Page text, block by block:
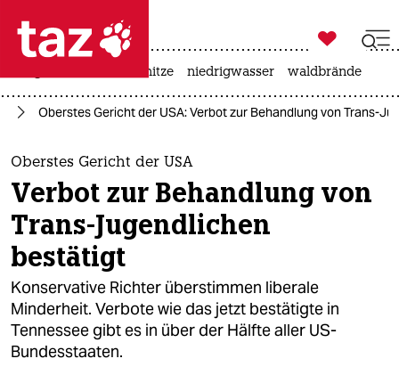
 taz zahl ich
taz zahl ich
themen
politik
öko
gesellschaft
kultur
sport

taz zahl ich
hitze niedrigwasser waldbrände
Oberstes Gericht der USA: Verbot zur Behandlung von Trans-
Oberstes Gericht der USA
Verbot zur Behandlung von
Trans-Jugendlichen
bestätigt
Konservative Richter überstimmen liberale
Minderheit. Verbote wie das jetzt bestätigte in
Tennessee gibt es in über der Hälfte aller US-
Bundesstaaten.